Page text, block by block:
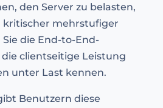
den Server zu belasten,
kritischer mehrstufiger
die End-to-End-
clientseitige Leistung
unter Last kennen.
Benutzern diese